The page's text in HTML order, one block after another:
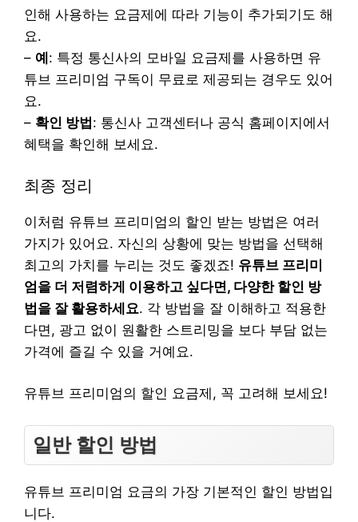
인해 사용하는 요금제에 따라 기능이 추가되기도 해
요.
– 예 : 특정 통신사의 모바일 요금제를 사용하면 유
튜브 프리미엄 구독이 무료로 제공되는 경우도 있어
요.
– 확인 방법 : 통신사 고객센터나 공식 홈페이지에서
혜택을 확인해 보세요.
최종 정리
이처럼 유튜브 프리미엄의 할인 받는 방법은 여러
가지가 있어요. 자신의 상황에 맞는 방법을 선택해
최고의 가치를 누리는 것도 좋겠죠! 유튜브 프리미
엄을 더 저렴하게 이용하고 싶다면, 다양한 할인 방
법을 잘 활용하세요. 각 방법을 잘 이해하고 적용한
다면, 광고 없이 원활한 스트리밍을 보다 부담 없는
가격에 즐길 수 있을 거예요.
유튜브 프리미엄의 할인 요금제, 꼭 고려해 보세요!
일반 할인 방법
유튜브 프리미엄 요금의 가장 기본적인 할인 방법입
니다.